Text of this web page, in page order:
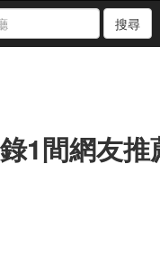
搜尋
1間網友推